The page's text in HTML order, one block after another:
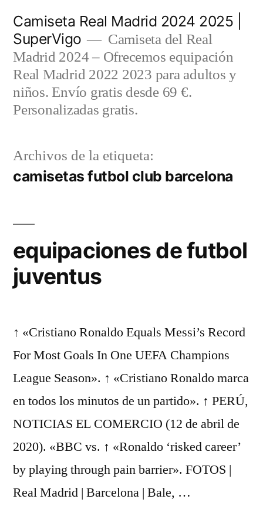
contenido
Camiseta Real Madrid 2024 2025 |
SuperVigo
Camiseta del Real
Madrid 2024 – Ofrecemos equipación
Real Madrid 2022 2023 para adultos y
niños. Envío gratis desde 69 €.
Personalizadas gratis.
Archivos de la etiqueta:
camisetas futbol club barcelona
equipaciones de futbol
juventus
↑ «Cristiano Ronaldo Equals Messi’s Record
For Most Goals In One UEFA Champions
League Season». ↑ «Cristiano Ronaldo marca
en todos los minutos de un partido». ↑ PERÚ,
NOTICIAS EL COMERCIO (12 de abril de
2020). «BBC vs. ↑ «Ronaldo ‘risked career’
by playing through pain barrier». FOTOS |
Real Madrid | Barcelona | Bale, …